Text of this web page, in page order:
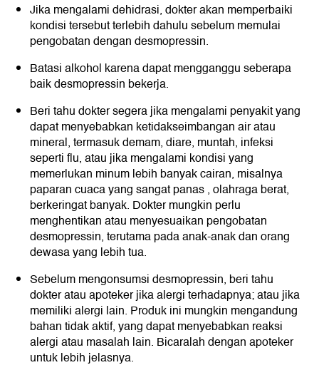
Jika mengalami dehidrasi, dokter akan memperbaiki
kondisi tersebut terlebih dahulu sebelum memulai
pengobatan dengan desmopressin.
Batasi alkohol karena dapat mengganggu seberapa
baik desmopressin bekerja.
Beri tahu dokter segera jika mengalami penyakit yang
dapat menyebabkan ketidakseimbangan air atau
mineral, termasuk demam, diare, muntah, infeksi
seperti flu, atau jika mengalami kondisi yang
memerlukan minum lebih banyak cairan, misalnya
paparan cuaca yang sangat panas , olahraga berat,
berkeringat banyak. Dokter mungkin perlu
menghentikan atau menyesuaikan pengobatan
desmopressin, terutama pada anak-anak dan orang
dewasa yang lebih tua.
Sebelum mengonsumsi desmopressin, beri tahu
dokter atau apoteker jika alergi terhadapnya; atau jika
memiliki alergi lain. Produk ini mungkin mengandung
bahan tidak aktif, yang dapat menyebabkan reaksi
alergi atau masalah lain. Bicaralah dengan apoteker
untuk lebih jelasnya.